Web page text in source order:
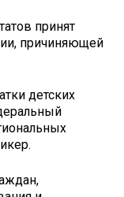
принят
причиняющей
детских